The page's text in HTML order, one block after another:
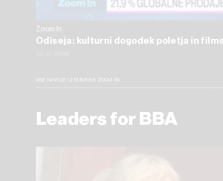
Zoom In
Odiseja: kulturni dogodek poletja in
VSE NOVICE IZ RUBRIKE ZOOM IN
Leaders for BBA